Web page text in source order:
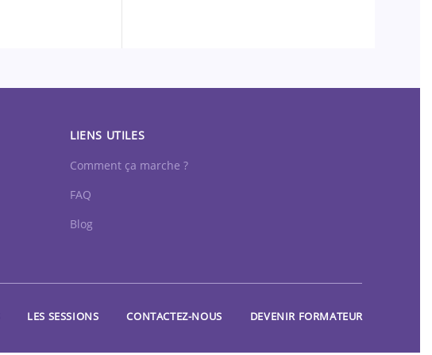
LIENS UTILES
Comment ça marche ?
FAQ
Blog
LES SESSIONS CONTACTEZ-NOUS DEVENIR FORMATEUR